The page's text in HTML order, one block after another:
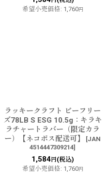
希望小売価格: 1,760円
ラッキークラフト ビーフリー
ズ78LB S ESG 10.5g：キラキ
ラチャートラバー（限定カラ
ー）【ネコポス配送可】
[JAN
4514447309214]
1,584円(税込)
希望小売価格: 1,760円